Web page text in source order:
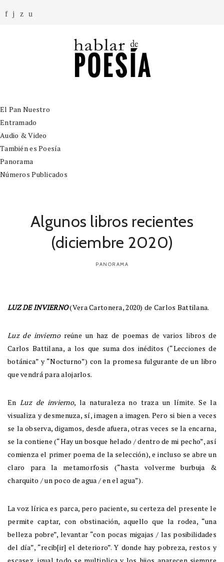
El Pan Nuestro
Entramado
Audio & Video
También es Poesía
Panorama
Números Publicados
Algunos libros recientes
(diciembre 2020)
PANORAMA
LUZ DE INVIERNO(Vera Cartonera, 2020) de Carlos Battilana.
Luz de inviernoreúne un haz de poemas de varios libros de
Carlos Battilana, a los que suma dos inéditos (“Lecciones de
botánica” y “Nocturno”) con la promesa fulgurante de un libro
que vendrá para alojarlos.
EnLuz de invierno, la naturaleza no traza un límite. Se la
visualiza y desmenuza, sí, imagen a imagen. Pero si bien a veces
se la observa, digamos, desde afuera, otras veces se la encarna,
se la contiene (“Hay un bosque helado / dentro de mi pecho”, así
comienza el primer poema de la selección), e incluso se abre un
claro para la metamorfosis (“hasta volverme burbuja &
charquito / un poco de agua / en el agua”).
La voz lírica es parca, pero paciente, su certeza del presente le
permite captar, con obstinación, aquello que la rodea, “una
belleza pobre”, levantar “con pocas migajas / las posibilidades
del día”, “recib[ir] el deterioro”. Y donde hay pobreza, restos y